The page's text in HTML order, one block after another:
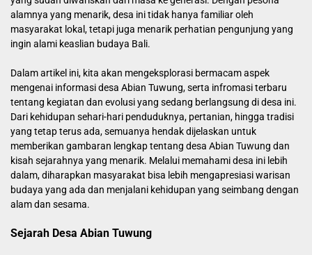
alamnya yang menarik, desa ini tidak hanya familiar oleh
masyarakat lokal, tetapi juga menarik perhatian pengunjung yang
ingin alami keaslian budaya Bali.
Dalam artikel ini, kita akan mengeksplorasi bermacam aspek
mengenai informasi desa Abian Tuwung, serta infromasi terbaru
tentang kegiatan dan evolusi yang sedang berlangsung di desa ini.
Dari kehidupan sehari-hari penduduknya, pertanian, hingga tradisi
yang tetap terus ada, semuanya hendak dijelaskan untuk
memberikan gambaran lengkap tentang desa Abian Tuwung dan
kisah sejarahnya yang menarik. Melalui memahami desa ini lebih
dalam, diharapkan masyarakat bisa lebih mengapresiasi warisan
budaya yang ada dan menjalani kehidupan yang seimbang dengan
alam dan sesama.
Sejarah Desa Abian Tuwung